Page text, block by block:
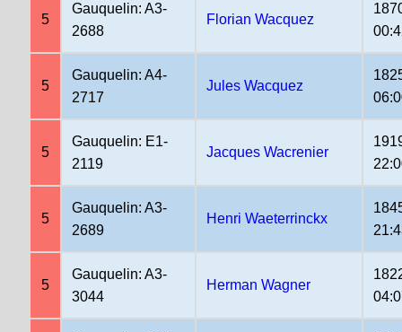
5
Gauquelin: A3-
2688
Florian Wacquez
5
Gauquelin: A4-
2717
Jules Wacquez
5
Gauquelin: E1-
2119
Jacques Wacrenier
5
Gauquelin: A3-
2689
Henri Waeterrinckx
5
Gauquelin: A3-
3044
Herman Wagner